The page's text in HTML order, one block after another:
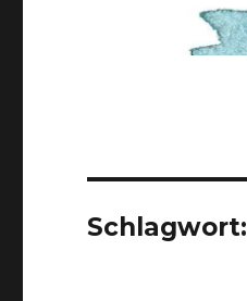
Schlagwort: